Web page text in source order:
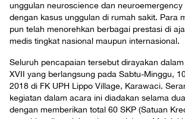
unggulan neuroscience dan neuroemergency
dengan kasus unggulan di rumah sakit. Para
pun telah menorehkan berbagai prestasi di
medis tingkat nasional maupun internasional.
Seluruh pencapaian tersebut dirayakan
XVII yang berlangsung pada Sabtu-Minggu,
2018 di FK UPH Lippo Village, Karawaci.
kegiatan dalam acara ini diadakan selama
dengan memberikan total 60 SKP (Satuan